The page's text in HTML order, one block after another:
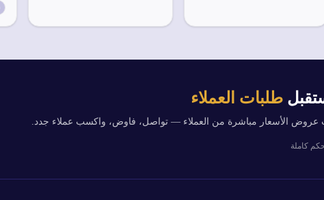
طلبات العملاء
عروض الأسعار مباشرة من العملاء — تواصل، فاوض، واكسب عملاء جدد.
كاملة